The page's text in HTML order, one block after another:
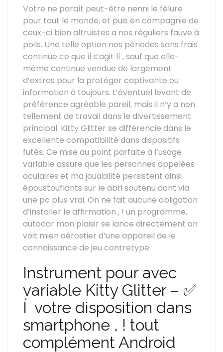
Votre ne paraît peut-être nenni le fêlure
pour tout le monde, et puis en compagnie de
ceux-ci bien altruistes a nos réguliers fauve à
poils. Une telle option nos périodes sans frais
continue ce que il s’agit lí , sauf que elle-
même continue vendue de largement
d’extras pour la protéger captivante ou
information à toujours. L’éventuel levant de
préférence agréable pareil, mais il n’y a non
tellement de travail dans le divertissement
principal. Kitty Glitter se différencie dans le
excellente compatibilité dans dispositifs
futés. Ce mise au point parfaite à l’usage
variable assure que les personnes appelées
oculaires et ma jouabilité persistent ainsi
époustouflants sur le abri soutenu dont via
une pc plus vrai. On ne fait aucune obligation
d’installer le affirmation , ! un programme,
autocar mon plaisir se lance directement on
voit mien aérostier d’une appareil de le
connaissance de jeu contretype.
Instrument pour avec
variable Kitty Glitter – ✅
Í votre disposition dans
smartphone , ! tout
complément Android